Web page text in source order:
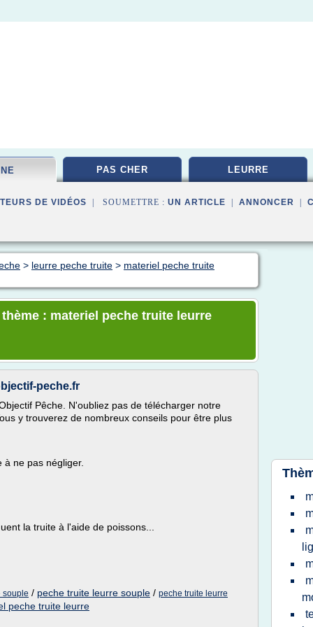
PAS CHER LEURRE
DE VIDÉOS | SOUMETTRE : UN ARTICLE ANNONCER
> leurre peche truite > materiel peche truite
: materiel peche truite leurre
peche.fr
Pêche. N'oubliez pas de télécharger notre
y trouverez de nombreux conseils pour être plus
ne pas négliger.
la truite à l'aide de poissons...
souple / peche truite leurre souple / peche truite leurre
peche truite leurre